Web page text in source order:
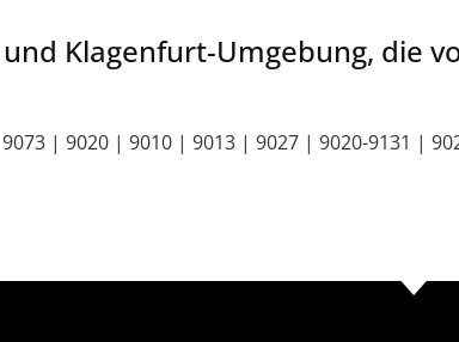
Klagenfurt-Umgebung, die
| 9020 | 9010 | 9013 | 9027 | 9020-9131 |